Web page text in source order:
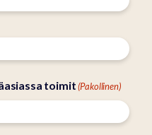
toimit(Pakollinen)